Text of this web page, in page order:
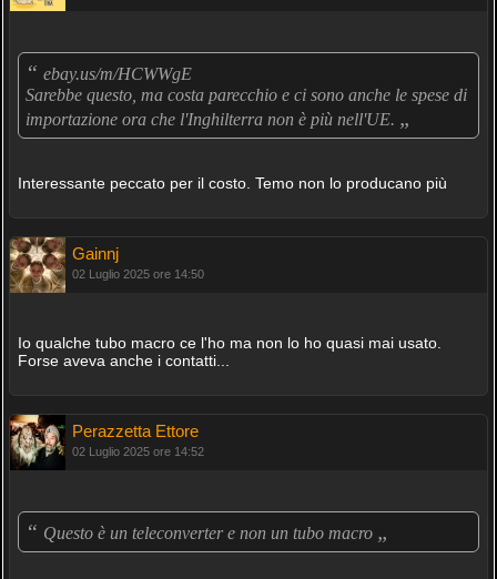
“ ebay.us/m/HCWWgE
Sarebbe questo, ma costa parecchio e ci sono anche le spese di
importazione ora che l'Inghilterra non è più nell'UE. „
Interessante peccato per il costo. Temo non lo producano più
Gainnj
02 Luglio 2025 ore 14:50
Io qualche tubo macro ce l'ho ma non lo ho quasi mai usato.
Forse aveva anche i contatti...
Perazzetta Ettore
02 Luglio 2025 ore 14:52
“ Questo è un teleconverter e non un tubo macro „